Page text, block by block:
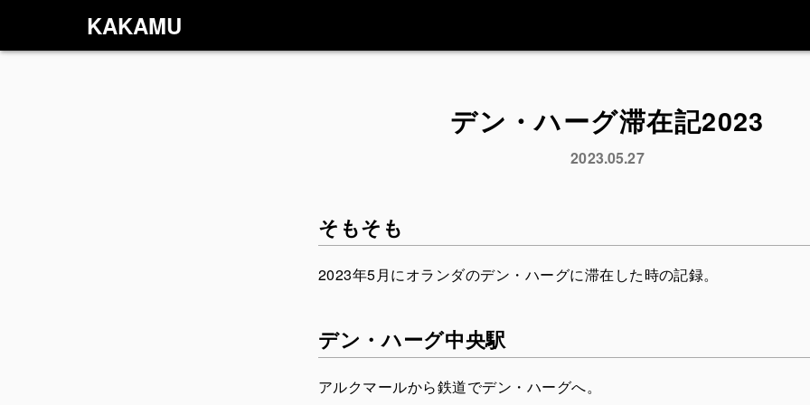
KAKAMU
デン・ハーグ滞在記2023
2023.05.27
そもそも
2023年5月にオランダのデン・ハーグに滞在した時の記録。
デン・ハーグ中央駅
アルクマールから鉄道でデン・ハーグへ。